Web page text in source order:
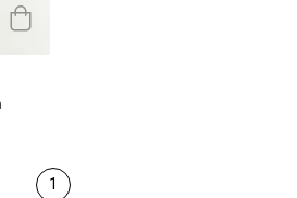
1